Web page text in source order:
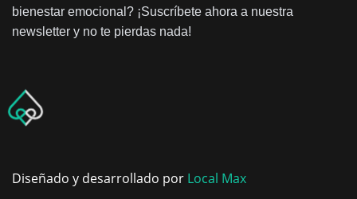
bienestar emocional? ¡Suscríbete ahora a nuestra
newsletter y no te pierdas nada!
Diseñado y desarrollado por Local Max